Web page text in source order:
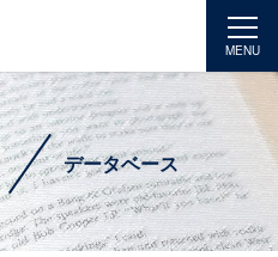
MENU
データベース